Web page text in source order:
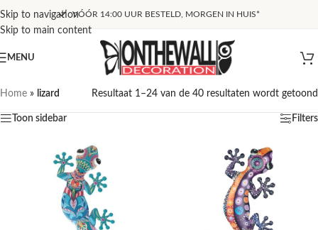
Skip to navigation
Skip to main content
VÓÓR 14:00 UUR BESTELD, MORGEN IN HUIS*
MENU
Home » lizard Resultaat 1–24 van de 40 resultaten wordt getoond
Toon sidebar Filters